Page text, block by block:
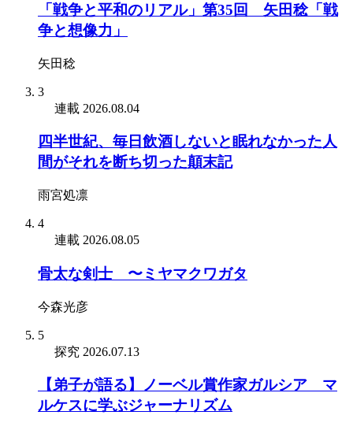
「戦争と平和のリアル」第35回 矢田稔「戦
争と想像力」
矢田稔
3
連載 2026.08.04
四半世紀、毎日飲酒しないと眠れなかった人
間がそれを断ち切った顛末記
雨宮処凛
4
連載 2026.08.05
骨太な剣士 〜ミヤマクワガタ
今森光彦
5
探究 2026.07.13
【弟子が語る】ノーベル賞作家ガルシア゠マ
ルケスに学ぶジャーナリズム